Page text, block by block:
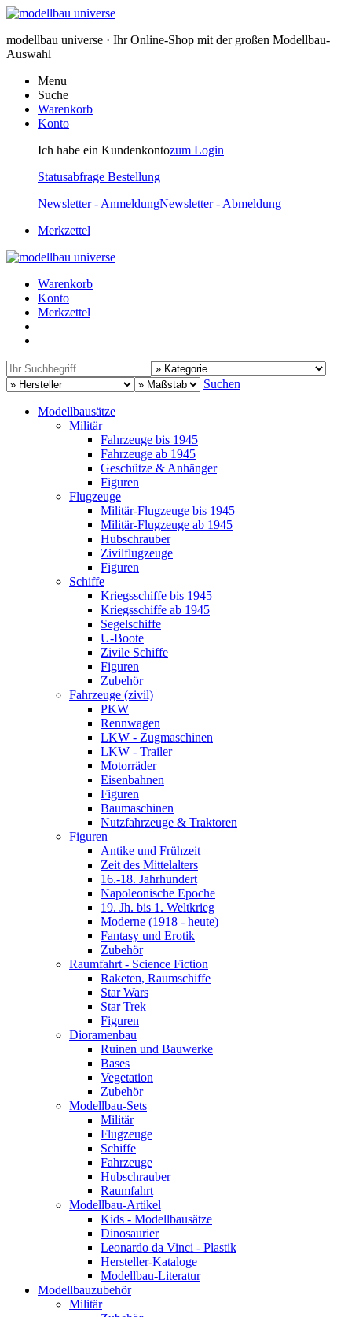
modellbau universe · Ihr Online-Shop mit der großen Modellbau-
Auswahl
Menu
Suche
Warenkorb
Konto
Ich habe ein Kundenkontozum Login
Statusabfrage Bestellung
Newsletter - AnmeldungNewsletter - Abmeldung
Merkzettel
Warenkorb
Konto
Merkzettel
Suchen
Modellbausätze
Militär
Fahrzeuge bis 1945
Fahrzeuge ab 1945
Geschütze & Anhänger
Figuren
Flugzeuge
Militär-Flugzeuge bis 1945
Militär-Flugzeuge ab 1945
Hubschrauber
Zivilflugzeuge
Figuren
Schiffe
Kriegsschiffe bis 1945
Kriegsschiffe ab 1945
Segelschiffe
U-Boote
Zivile Schiffe
Figuren
Zubehör
Fahrzeuge (zivil)
PKW
Rennwagen
LKW - Zugmaschinen
LKW - Trailer
Motorräder
Eisenbahnen
Figuren
Baumaschinen
Nutzfahrzeuge & Traktoren
Figuren
Antike und Frühzeit
Zeit des Mittelalters
16.-18. Jahrhundert
Napoleonische Epoche
19. Jh. bis 1. Weltkrieg
Moderne (1918 - heute)
Fantasy und Erotik
Zubehör
Raumfahrt - Science Fiction
Raketen, Raumschiffe
Star Wars
Star Trek
Figuren
Dioramenbau
Ruinen und Bauwerke
Bases
Vegetation
Zubehör
Modellbau-Sets
Militär
Flugzeuge
Schiffe
Fahrzeuge
Hubschrauber
Raumfahrt
Modellbau-Artikel
Kids - Modellbausätze
Dinosaurier
Leonardo da Vinci - Plastik
Hersteller-Kataloge
Modellbau-Literatur
Modellbauzubehör
Militär